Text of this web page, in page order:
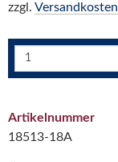
zzgl. Versandkosten
Artikelnummer
18513-18A